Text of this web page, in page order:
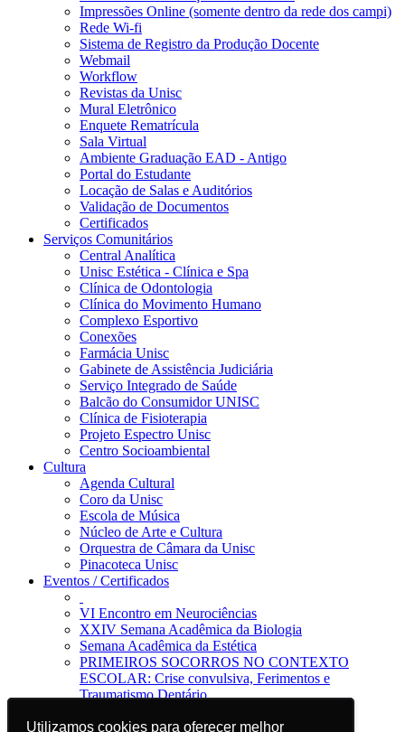
Utilizamos cookies para oferecer melhor
Utilizamos cookies para oferecer melhor
Impressões Online (somente dentro da rede dos campi)
Rede Wi-fi
Sistema de Registro da Produção Docente
Webmail
Workflow
Revistas da Unisc
Mural Eletrônico
Enquete Rematrícula
Sala Virtual
Ambiente Graduação EAD - Antigo
Portal do Estudante
Locação de Salas e Auditórios
Validação de Documentos
Certificados
Serviços Comunitários
Central Analítica
Unisc Estética - Clínica e Spa
Clínica de Odontologia
Clínica do Movimento Humano
Complexo Esportivo
Conexões
Farmácia Unisc
Gabinete de Assistência Judiciária
Serviço Integrado de Saúde
Balcão do Consumidor UNISC
Clínica de Fisioterapia
Projeto Espectro Unisc
Centro Socioambiental
Cultura
Agenda Cultural
Coro da Unisc
Escola de Música
Núcleo de Arte e Cultura
Orquestra de Câmara da Unisc
Pinacoteca Unisc
Eventos / Certificados
VI Encontro em Neurociências
XXIV Semana Acadêmica da Biologia
Semana Acadêmica da Estética
PRIMEIROS SOCORROS NO CONTEXTO
ESCOLAR: Crise convulsiva, Ferimentos e
Traumatismo Dentário
Jornal da Unisc